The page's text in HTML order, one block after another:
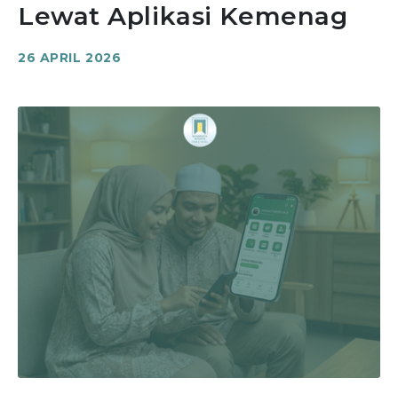
Lewat Aplikasi Kemenag
26 APRIL 2026